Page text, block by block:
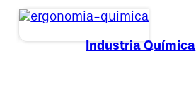
Industria Química